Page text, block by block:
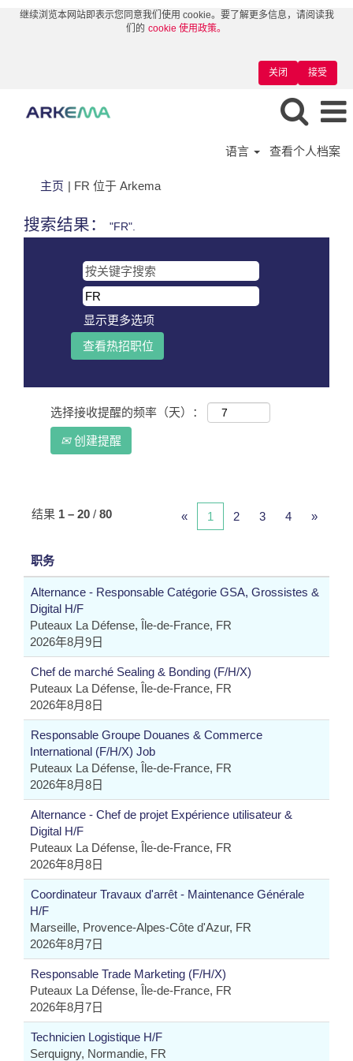
继续浏览本网站即表示您同意我们使用 cookie。要了解更多信息，请阅读我
们的 cookie 使用政策。
接受
关闭
语言 查看个人档案
主页 | FR 位于 Arkema（当
面）
搜索结果： "FR".
显示更多选项
选择接收提醒的频率（天）：
创建提醒
结果 1 – 20 / 80 « 1 2 3 4 »
职务
Alternance - Responsable Catégorie GSA, Grossistes &
Digital H/F
Puteaux La Défense, Île-de-France, FR
2026年8月9日
Chef de marché Sealing & Bonding (F/H/X)
Puteaux La Défense, Île-de-France, FR
2026年8月8日
Responsable Groupe Douanes & Commerce
International (F/H/X) Job
Puteaux La Défense, Île-de-France, FR
2026年8月8日
Alternance - Chef de projet Expérience utilisateur &
Digital H/F
Puteaux La Défense, Île-de-France, FR
2026年8月8日
Coordinateur Travaux d'arrêt - Maintenance Générale
H/F
Marseille, Provence-Alpes-Côte d'Azur, FR
2026年8月7日
Responsable Trade Marketing (F/H/X)
Puteaux La Défense, Île-de-France, FR
2026年8月7日
Technicien Logistique H/F
Serquigny, Normandie, FR